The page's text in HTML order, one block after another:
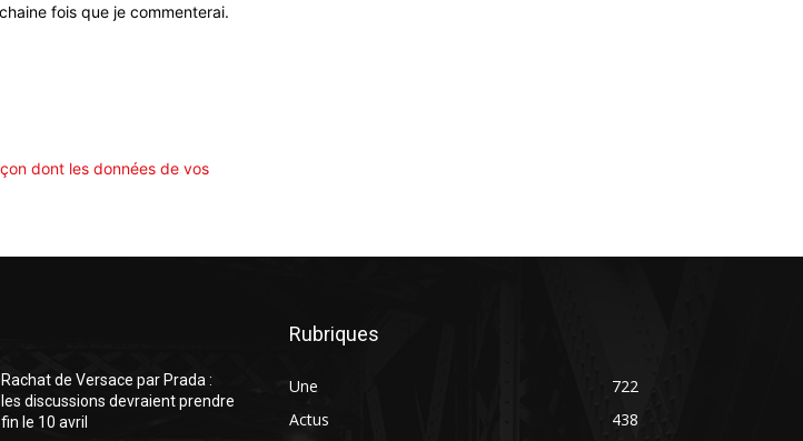
fois que je commenterai.
dont les données de vos
Rachat de Versace par Prada :
les discussions devraient prendre
fin le 10 avril
Rubriques
Une
722
Actus
438